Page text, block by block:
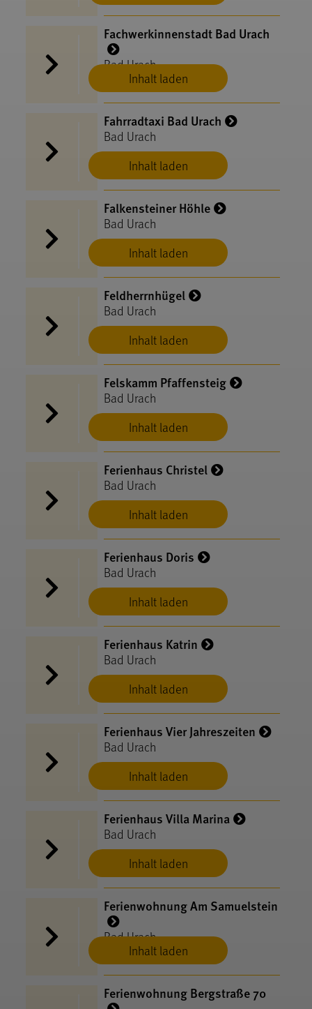
Inhalt laden
Fachwerkinnenstadt Bad Urach
Bad Urach
Inhalt laden
Fahrradtaxi Bad Urach
Bad Urach
Inhalt laden
Falkensteiner Höhle
Bad Urach
Inhalt laden
Feldherrnhügel
Bad Urach
Inhalt laden
Felskamm Pfaffensteig
Bad Urach
Inhalt laden
Ferienhaus Christel
Bad Urach
Inhalt laden
Ferienhaus Doris
Bad Urach
Inhalt laden
Ferienhaus Katrin
Bad Urach
Inhalt laden
Ferienhaus Vier Jahreszeiten
Bad Urach
Inhalt laden
Ferienhaus Villa Marina
Bad Urach
Inhalt laden
Ferienwohnung Am Samuelstein
Bad Urach
Ferienwohnung Bergstraße 70